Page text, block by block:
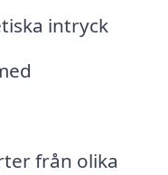
intryck
från olika